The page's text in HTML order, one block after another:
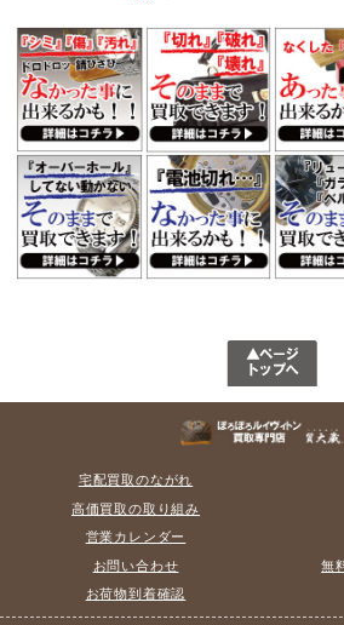
宅配買取のながれ
高価買取の取り組み
営業カレンダー
お問い合わせ
無
お荷物到着確認